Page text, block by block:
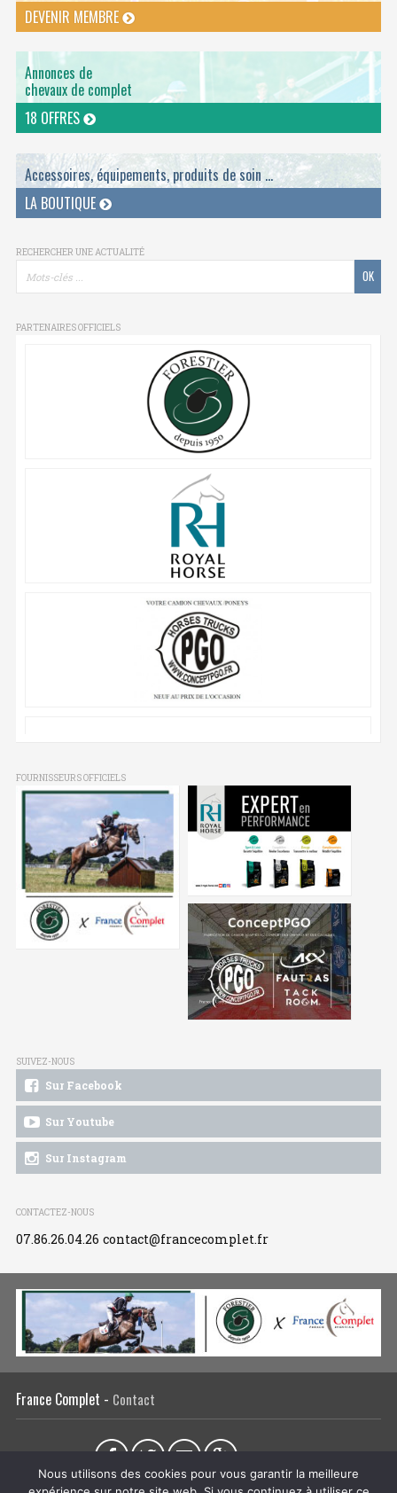
DEVENIR MEMBRE
Annonces de
chevaux de complet
18 OFFRES
Accessoires, équipements, produits de soin ...
LA BOUTIQUE
RECHERCHER UNE ACTUALITÉ
PARTENAIRES OFFICIELS
FOURNISSEURS OFFICIELS
SUIVEZ-NOUS
Sur Facebook
Sur Youtube
Sur Instagram
CONTACTEZ-NOUS
07.86.26.04.26 contact@francecomplet.fr
France Complet - Contact
Nous utilisons des cookies pour vous garantir la meilleure